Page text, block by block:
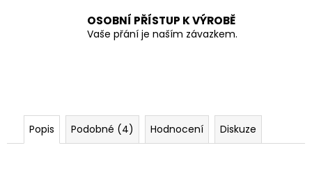
OSOBNÍ PŘÍSTUP K VÝROBĚ
Vaše přání je naším závazkem.
Popis Podobné (4) Hodnocení Diskuze